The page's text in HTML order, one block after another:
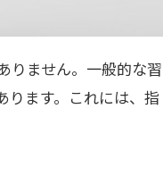
りません。一般的な習
ります。これには、指